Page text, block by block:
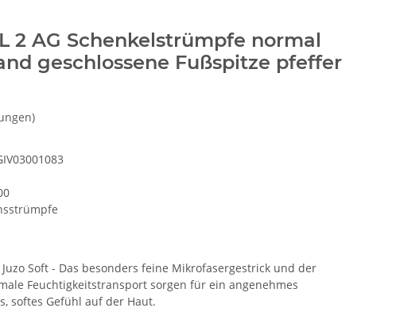
2 AG Schenkelstrümpfe normal
geschlossene Fußspitze pfeffer
Soft - Das besonders feine Mikrofasergestrick und der
Feuchtigkeitstransport sorgen für ein angenehmes
softes Gefühl auf der Haut.